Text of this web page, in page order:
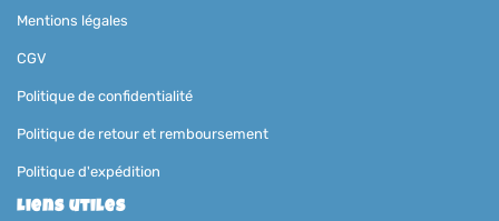
Mentions légales
CGV
Politique de confidentialité
Politique de retour et remboursement
Politique d'expédition
Liens utiles